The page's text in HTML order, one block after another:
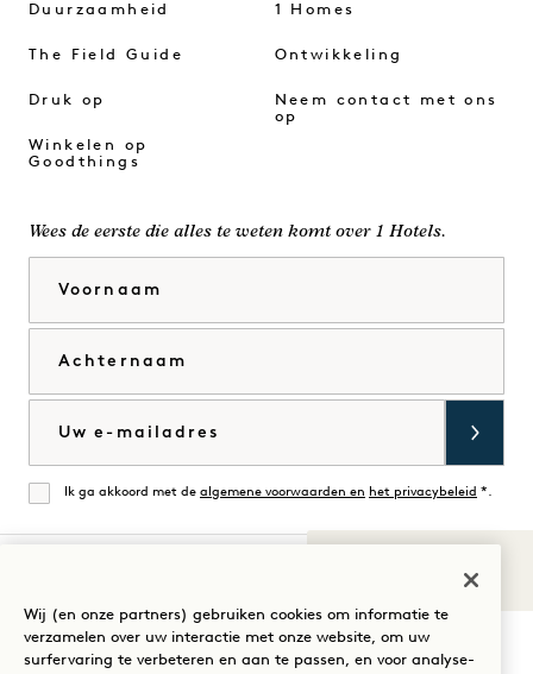
Duurzaamheid
The Field Guide
Druk op
Winkelen op
Goodthings
1 Homes
Ontwikkeling
Neem contact met ons
op
Wees de eerste die alles te weten komt over 1 Hotels.
Mee eens
Ik ga akkoord met de algemene voorwaarden en het privacybeleid *.
Bezoek
1
Bezoek
1
Bezoek
1
Bezoek
1
Bezoek
1
Bezoek
1
Uw verblijf begeleiden
Wij (en onze partners) gebruiken cookies om informatie te
verzamelen over uw interactie met onze website, om uw
surfervaring te verbeteren en aan te passen, en voor analyse-